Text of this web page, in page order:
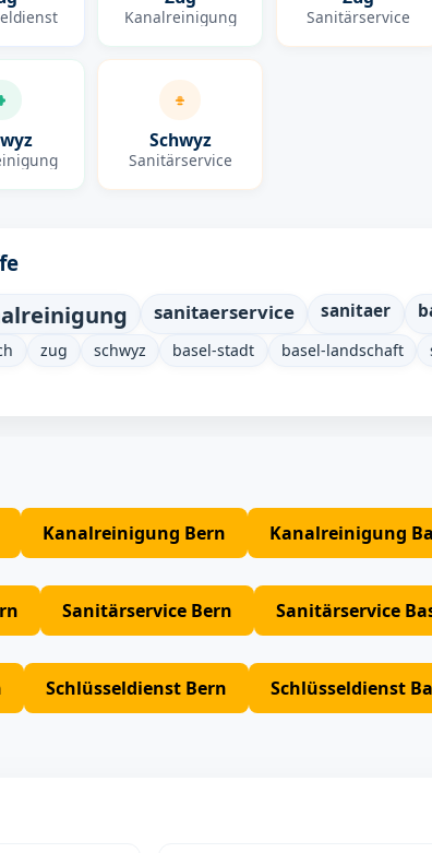
Kanalreinigung Sanitärservice
Schwyz
Sanitärservice
sanitaerservice sanitaer
zug schwyz basel-stadt basel-landschaft
Kanalreinigung Bern Kanalreinigung
Sanitärservice Bern Sanitärservice
Schlüsseldienst Bern Schlüsseldienst